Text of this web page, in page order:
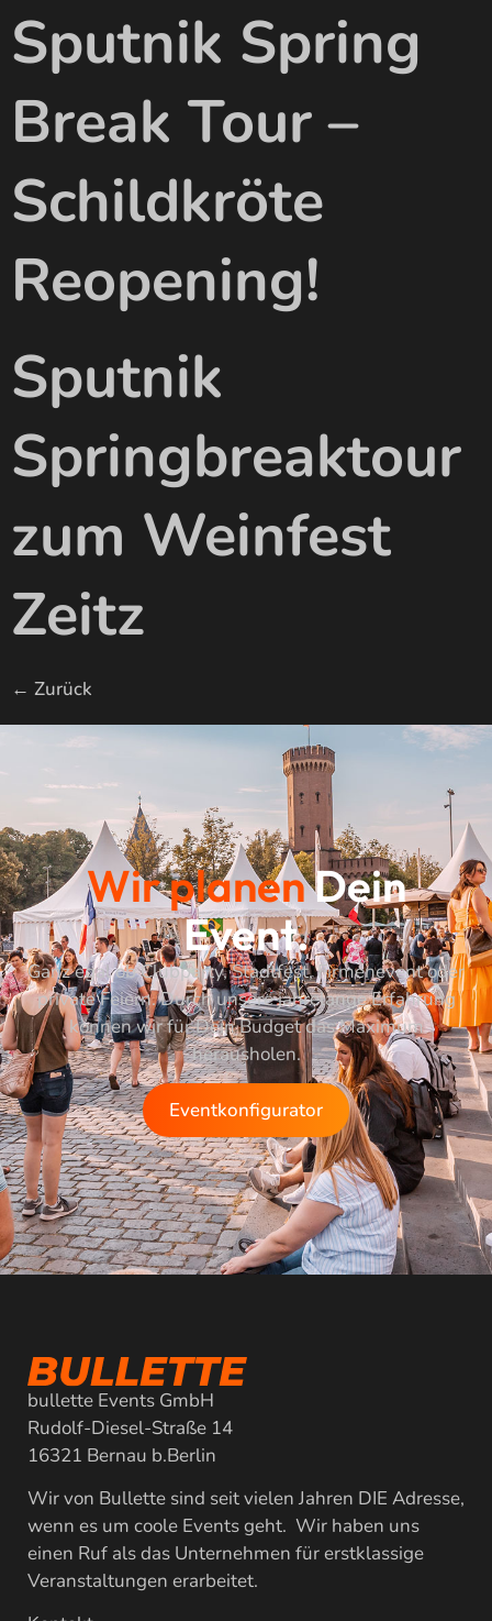
Sputnik Spring
Break Tour –
Schildkröte
Reopening!
Sputnik
Springbreaktour
zum Weinfest
Zeitz
← Zurück
Wir planenDein
Event.
Ganz egal ob Clubparty, Stadtfest, Firmenevent oder
private Feiern. Durch unsere jahrelange Erfahrung
können wir für Dein Budget das Maximum
herausholen.
Eventkonfigurator
bullette Events GmbH
Rudolf-Diesel-Straße 14
16321 Bernau b.Berlin
Wir von Bullette sind seit vielen Jahren DIE Adresse,
wenn es um coole Events geht. Wir haben uns
einen Ruf als das Unternehmen für erstklassige
Veranstaltungen erarbeitet.